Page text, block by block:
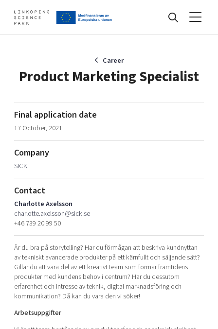
Artificial intelligence
Cybersecurity
Internet of Things
Global talent
Visual technologies
Shaping cities and regions
Bright East
East Sweden Tech Women
Reversed mentorship
Develop your company
Upgrade your skills & master new ones
Tech startups
Talent & skills
Startup & industry collaboration
Offers to boost your business
Funding opportunities
About
Our story, mission & vision
Our community of companies
Publications
Project toolbox
Our clusters
40 years anniversary
Career
Product Marketing Specialist
Final application date
17 October, 2021
Company
SICK
Contact
Charlotte Axelsson
charlotte.axelsson@sick.se
+46 739 20 99 50
Är du bra på storytelling? Har du förmågan att beskriva kundnyttan
av tekniskt avancerade produkter på ett kärnfullt och säljande sätt?
Gillar du att vara del av ett kreativt team som formar framtidens
produkter med kundens behov i centrum? Har du dessutom
erfarenhet och intresse av teknik, digital marknadsföring och
kommunikation? Då kan du vara den vi söker!
Arbetsuppgifter